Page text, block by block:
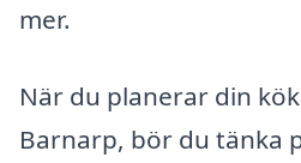
mer.
När du planerar din
Barnarp, bör du tänka